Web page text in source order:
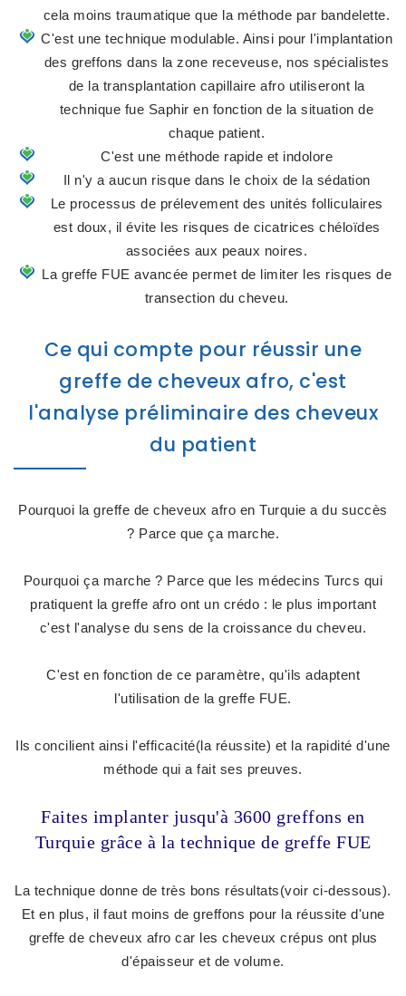
cela moins traumatique que la méthode par bandelette.
C'est une technique modulable. Ainsi pour l'implantation
des greffons dans la zone receveuse, nos spécialistes
de la transplantation capillaire afro utiliseront la
technique fue Saphir en fonction de la situation de
chaque patient.
C'est une méthode rapide et indolore
Il n'y a aucun risque dans le choix de la sédation
Le processus de prélevement des unités folliculaires
est doux, il évite les risques de cicatrices chéloïdes
associées aux peaux noires.
La greffe FUE avancée permet de limiter les risques de
transection du cheveu.
Ce qui compte pour réussir une
greffe de cheveux afro, c'est
l'analyse préliminaire des cheveux
du patient
Pourquoi la greffe de cheveux afro en Turquie a du succès
? Parce que ça marche.
Pourquoi ça marche ? Parce que les médecins Turcs qui
pratiquent la greffe afro ont un crédo : le plus important
c'est l'analyse du sens de la croissance du cheveu.
C'est en fonction de ce paramètre, qu'ils adaptent
l'utilisation de la greffe FUE.
Ils concilient ainsi l'efficacité(la réussite) et la rapidité d'une
méthode qui a fait ses preuves.
Faites implanter jusqu'à 3600 greffons en
Turquie grâce à la technique de greffe FUE
La technique donne de très bons résultats(voir ci-dessous).
Et en plus, il faut moins de greffons pour la réussite d'une
greffe de cheveux afro car les cheveux crépus ont plus
d'épaisseur et de volume.